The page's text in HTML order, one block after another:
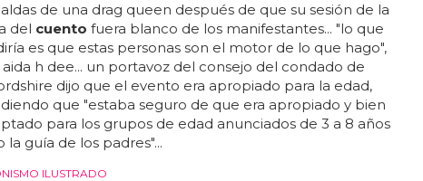
de una drag queen después de que su sesión de la
del cuento fuera blanco de los manifestantes... "lo que
es que estas personas son el motor de lo que hago",
aida h dee... un portavoz del consejo del condado de
dijo que el evento era apropiado para la edad,
que "estaba seguro de que era apropiado y bien
para los grupos de edad anunciados de 3 a 8 años
la guía de los padres"...
ILUSTRADO